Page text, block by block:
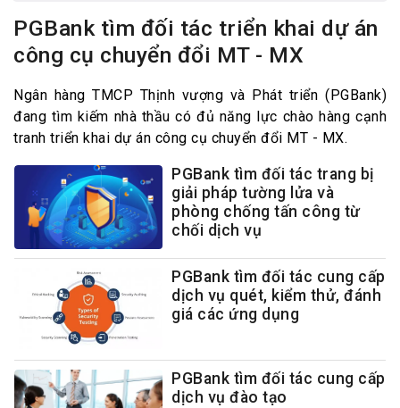
PGBank tìm đối tác triển khai dự án
công cụ chuyển đổi MT - MX
Ngân hàng TMCP Thịnh vượng và Phát triển (PGBank)
đang tìm kiếm nhà thầu có đủ năng lực chào hàng cạnh
tranh triển khai dự án công cụ chuyển đổi MT - MX.
PGBank tìm đối tác trang bị
giải pháp tường lửa và
phòng chống tấn công từ
chối dịch vụ
PGBank tìm đối tác cung cấp
dịch vụ quét, kiểm thử, đánh
giá các ứng dụng
PGBank tìm đối tác cung cấp
dịch vụ đào tạo